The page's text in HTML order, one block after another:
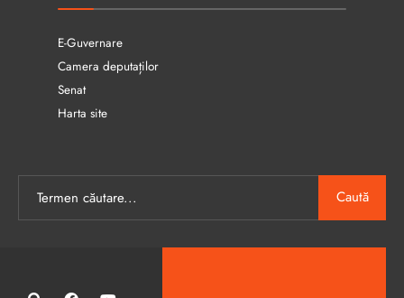
E-Guvernare
Camera deputaților
Senat
Harta site
Caută